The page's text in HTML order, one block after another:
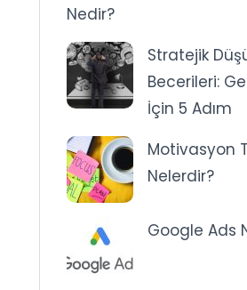
Nedir?
Stratejik
Becerileri:
İçin 5 Adım
Motivasyon
Nelerdir?
Google Ads